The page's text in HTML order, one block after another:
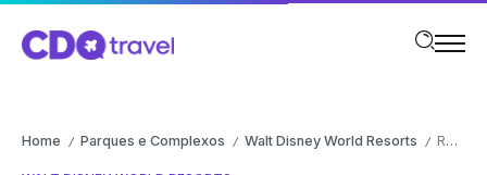
Home / Parques e Complexos / Walt Disney World Resorts / Roteiro Gastronômico Disney Springs